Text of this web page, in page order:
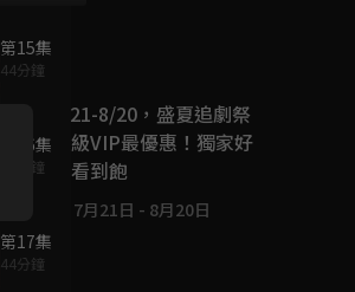
第15集
44分鐘
第16集
44分鐘
第17集
44分鐘
7/21-8/20，盛夏追劇祭
升級VIP最優惠！獨家好
戲看到飽
7月21日 - 8月20日